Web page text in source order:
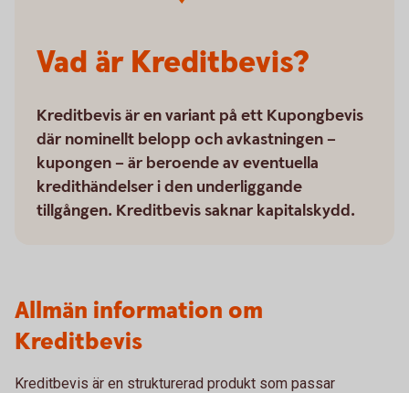
Vad är Kreditbevis?
Kreditbevis är en variant på ett Kupongbevis
där nominellt belopp och avkastningen –
kupongen – är beroende av eventuella
kredithändelser i den underliggande
tillgången. Kreditbevis saknar kapitalskydd.
Allmän information om
Kreditbevis
Kreditbevis är en strukturerad produkt som passar